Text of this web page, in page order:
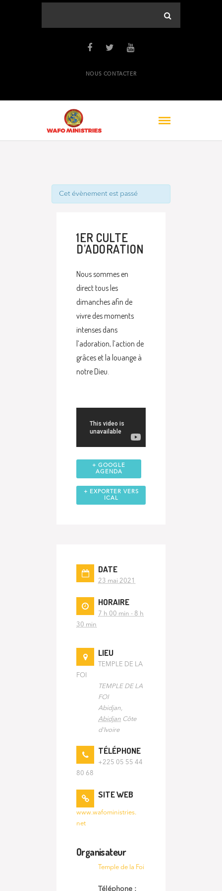
NOUS CONTACTER
Cet évènement est passé
1ER CULTE
D’ADORATION
Nous sommes en
direct tous les
dimanches afin de
vivre des moments
intenses dans
l’adoration, l’action de
grâces et la louange à
notre Dieu.
+ GOOGLE
AGENDA
+ EXPORTER VERS
ICAL
DATE
23 mai 2021
HORAIRE
7 h 00 min - 8 h
30 min
LIEU
TEMPLE DE LA
FOI
TEMPLE DE LA
FOI
Abidjan
Abidjan Côte
d'Ivoire
TÉLÉPHONE
+225 05 55 44
80 68
SITE WEB
www.wafoministries.
net
Organisateur
Temple de la Foi
Téléphone :